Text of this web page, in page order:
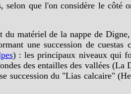
selon que l'on considère le côté
matériel de la nappe de
une succession de
) : les principaux niveaux qui
des entailles des vallées (La
succession du "Lias calcaire"